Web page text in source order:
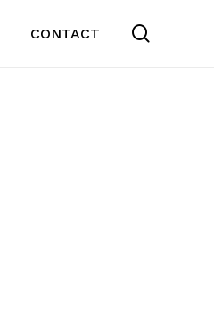
CONTACT